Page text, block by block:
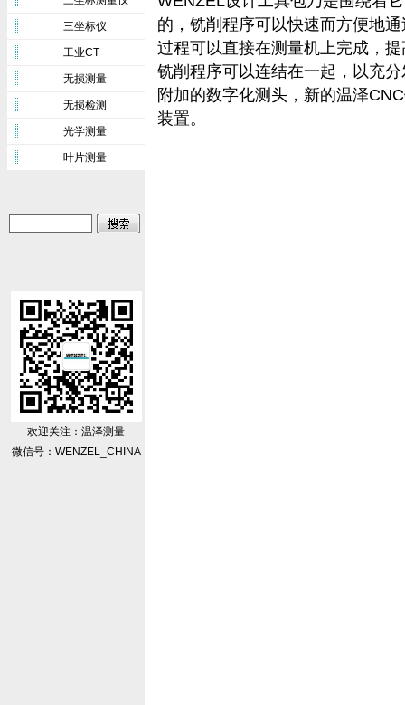
三坐标仪
工业CT
无损测量
无损检测
光学测量
叶片测量
欢迎关注：温泽测量
微信号：WENZEL_CHINA
的，铣削程序可以快速而方便地
过程可以直接在测量机上完成，
铣削程序可以连结在一起，以充
附加的数字化测头，新的温泽
装置。